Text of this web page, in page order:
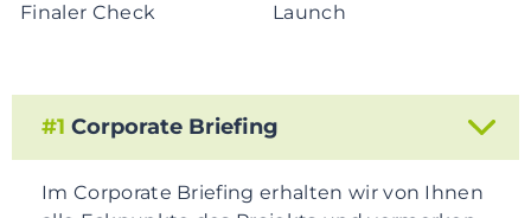
Finaler Check Launch
#1 Corporate Briefing
Im Corporate Briefing erhalten wir von Ihnen